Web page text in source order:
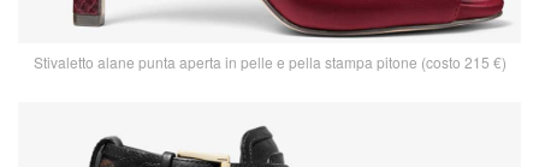
Stivaletto alane punta aperta in pelle e pella stampa pitone (costo 215 €)